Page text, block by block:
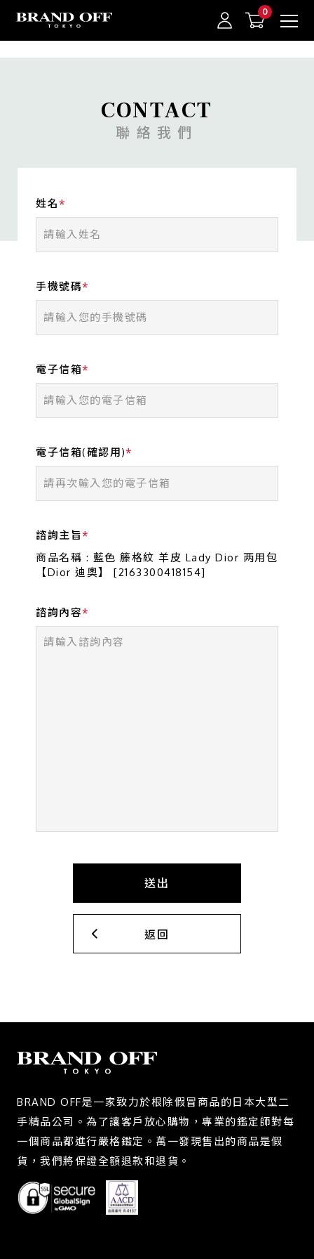
中古名牌業界No.1的BRAND OFF。BRAND OFF官網購物/h1>
CONTACT
聯絡我們
姓名
手機號碼
電子信箱
電子信箱(確認用)
諮詢主旨
商品名稱 : 藍色 籐格紋 羊皮 Lady Dior 两用包
【Dior 迪奧】 [2163300418154]
諮詢內容
返回
送出
BRAND OFF是一家致力於根除假冒商品的日本大型二
手精品公司。為了讓客戶放心購物，專業的鑑定師對每
一個商品都進行嚴格鑑定。萬一發現售出的商品是假
貨，我們將保證全額退款和退貨。